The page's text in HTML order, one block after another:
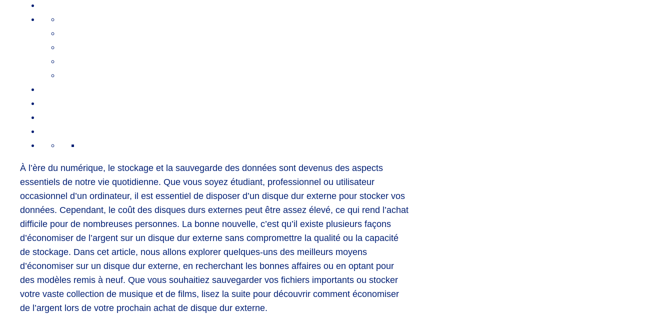
À l’ère du numérique, le stockage et la sauvegarde des données sont devenus des aspects
essentiels de notre vie quotidienne. Que vous soyez étudiant, professionnel ou utilisateur
occasionnel d’un ordinateur, il est essentiel de disposer d’un disque dur externe pour stocker vos
données. Cependant, le coût des disques durs externes peut être assez élevé, ce qui rend l’achat
difficile pour de nombreuses personnes. La bonne nouvelle, c’est qu’il existe plusieurs façons
d’économiser de l’argent sur un disque dur externe sans compromettre la qualité ou la capacité
de stockage. Dans cet article, nous allons explorer quelques-uns des meilleurs moyens
d’économiser sur un disque dur externe, en recherchant les bonnes affaires ou en optant pour
des modèles remis à neuf. Que vous souhaitiez sauvegarder vos fichiers importants ou stocker
votre vaste collection de musique et de films, lisez la suite pour découvrir comment économiser
de l’argent lors de votre prochain achat de disque dur externe.